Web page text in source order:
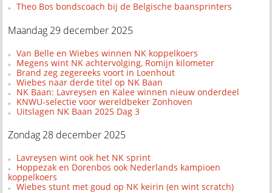
Theo Bos bondscoach bij de Belgische baansprinters
Maandag 29 december 2025
Van Belle en Wiebes winnen NK koppelkoers
Megens wint NK achtervolging, Romijn kilometer
Brand zeg zegereeks voort in Loenhout
Wiebes naar derde titel op NK Baan
NK Baan: Lavreysen en Kalee winnen nieuw onderdeel
KNWU-selectie voor wereldbeker Zonhoven
Uitslagen NK Baan 2025 Dag 3
Zondag 28 december 2025
Lavreysen wint ook het NK sprint
Hoppezak en Dorenbos ook Nederlands kampioen
koppelkoers
Wiebes stunt met goud op NK keirin (en wint scratch)